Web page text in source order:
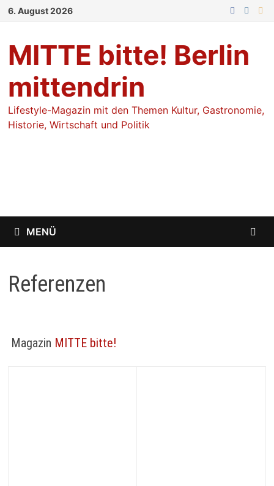
Zum
6. August 2026
MITTE bitte! Berlin
mittendrin
Lifestyle-Magazin mit den Themen Kultur, Gastronomie,
Historie, Wirtschaft und Politik
MENÜ
Referenzen
Magazin MITTE bitte!